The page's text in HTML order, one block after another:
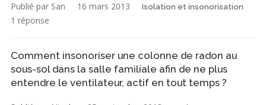
Publié par San 16 mars 2013 Isolation et insonorisation
1 réponse
Comment insonoriser une colonne de radon au
sous-sol dans la salle familiale afin de ne plus
entendre le ventilateur, actif en tout temps ?